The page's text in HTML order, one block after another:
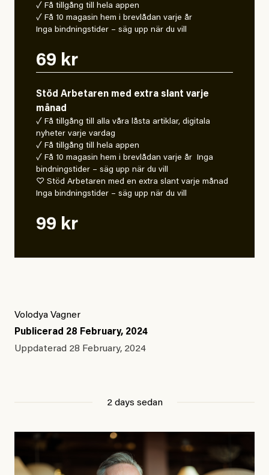
✓ Få tillgång till hela appen
✓ Få 10 magasin hem i brevlådan varje år
Inga bindningstider – säg upp när du vill
69 kr
Stöd Arbetaren med extra slant varje
månad
✓ Få tillgång till alla våra låsta artiklar, digitala
nyheter varje vardag
✓ Få tillgång till hela appen
✓ Få 10 magasin hem i brevlådan varje år Inga
bindningstider – säg upp när du vill
♡ Stöd Arbetaren med en extra slant varje månad
Inga bindningstider – säg upp när du vill
99 kr
Volodya Vagner
Publicerad 28 February, 2024
Uppdaterad 28 February, 2024
2 days sedan